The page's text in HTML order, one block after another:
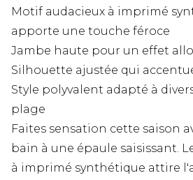
Motif audacieux à imprimé
apporte une touche féroce
Jambe haute pour un effet
Silhouette ajustée qui
Style polyvalent adapté à
plage
Faites sensation cette saison
bain à une épaule saisissant.
à imprimé synthétique attire